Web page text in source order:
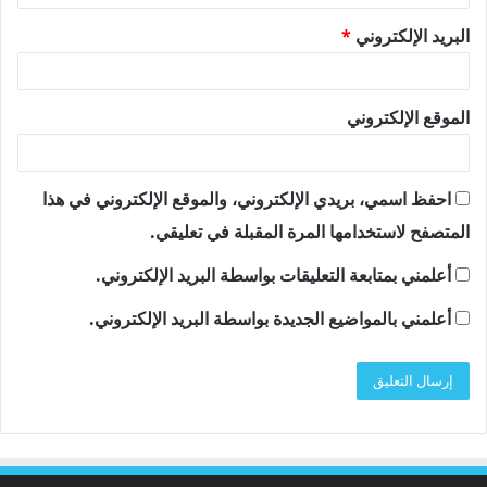
البريد الإلكتروني *
الموقع الإلكتروني
احفظ اسمي، بريدي الإلكتروني، والموقع الإلكتروني في هذا
المتصفح لاستخدامها المرة المقبلة في تعليقي.
أعلمني بمتابعة التعليقات بواسطة البريد الإلكتروني.
أعلمني بالمواضيع الجديدة بواسطة البريد الإلكتروني.